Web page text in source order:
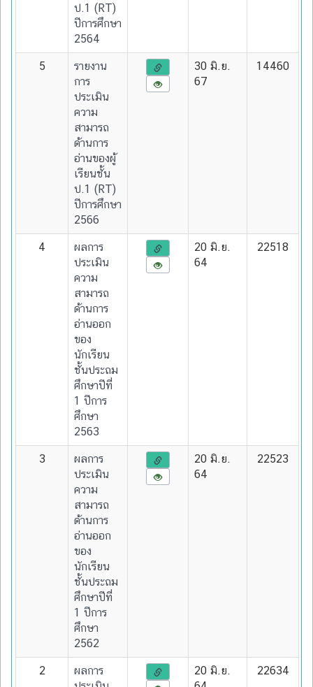
ป.1 (RT)
ปีการศึกษา
2564
5
รายงาน
การ
ประเมิน
ความ
สามารถ
ด้านการ
อ่านของผู้
เรียนชั้น
ป.1 (RT)
ปีการศึกษา
2566
30 มิ.ย.
67
14460
4
ผลการ
ประเมิน
ความ
สามารถ
ด้านการ
อ่านออก
ของ
นักเรียน
ชั้นประถม
ศึกษาปีที่
1 ปีการ
ศึกษา
2563
20 มิ.ย.
64
22518
3
ผลการ
ประเมิน
ความ
สามารถ
ด้านการ
อ่านออก
ของ
นักเรียน
ชั้นประถม
ศึกษาปีที่
1 ปีการ
ศึกษา
2562
20 มิ.ย.
64
22523
2
ผลการ
20 มิ.ย.
22634